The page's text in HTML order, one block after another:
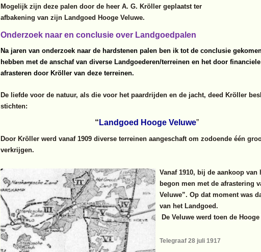
Mogelijk zijn deze palen door de heer A. G. Kröller geplaatst ter
afbakening van zijn Landgoed Hooge Veluwe.
Onderzoek naar en conclusie over Landgoedpalen
Na jaren van onderzoek naar de hardstenen palen ben ik tot de conclusie
hebben met de anschaf van diverse Landgoederen/terreinen en het door
afrasteren door Kröller van deze terreinen.
De liefde voor de natuur, als die voor het paardrijden en de jacht, deed Kröller
stichten:
“ Landgoed Hooge Veluwe”
Door Kröller werd vanaf 1909 diverse terreinen aangeschaft om zodoende één
verkrijgen.
Vanaf 1910, bij de aankoop
begon men met de afrastering
Veluwe”. Op dat moment was
van het Landgoed.
De Veluwe werd toen de
Telegraaf 28 juli 1917